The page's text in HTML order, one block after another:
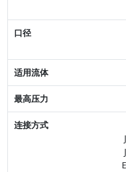
口径
适用流体
最高压力
连接方式
阀体材质